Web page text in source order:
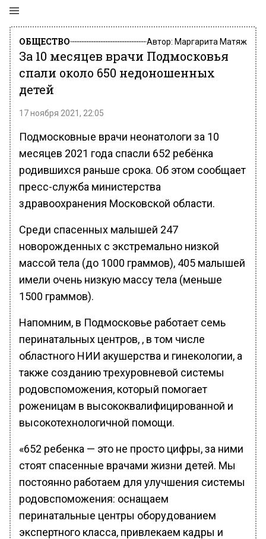
ОБЩЕСТВО Автор: Маргарита Матяж
За 10 месяцев врачи Подмосковья
спали около 650 недоношенных
детей
17 ноября 2021, 22:05
Подмосковные врачи неонатологи за 10
месяцев 2021 года спасли 652 ребёнка
родившихся раньше срока. Об этом сообщает
пресс-служба министерства
здравоохранения Московской области.
Среди спасенных малышей 247
новорожденных с экстремально низкой
массой тела (до 1000 граммов), 405 малышей
имели очень низкую массу тела (меньше
1500 граммов).
Напомним, в Подмосковье работает семь
перинатальных центров, , в том числе
областного НИИ акушерства и гинекологии, а
также созданию трехуровневой системы
родовспоможения, который помогает
роженицам в высококвалифицированной и
высокотехнологичной помощи.
«652 ребенка — это не просто цифры, за ними
стоят спасенные врачами жизни детей. Мы
постоянно работаем для улучшения системы
родовспоможения: оснащаем
перинатальные центры оборудованием
экспертного класса, привлекаем кадры и